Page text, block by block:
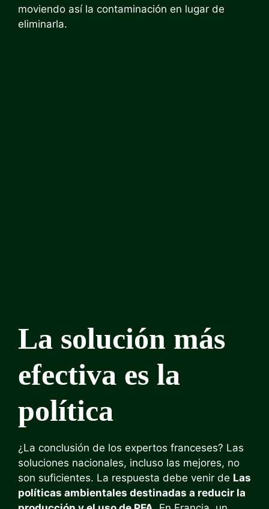
moviendo así la contaminación en lugar de
eliminarla.
La solución más
efectiva es la
política
¿La conclusión de los expertos franceses? Las
soluciones nacionales, incluso las mejores, no
son suficientes. La respuesta debe venir de Las
políticas ambientales destinadas a reducir la